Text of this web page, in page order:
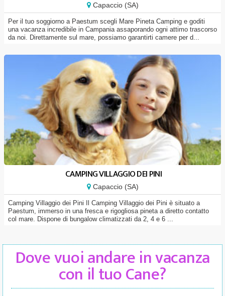
Capaccio (SA)
Per il tuo soggiorno a Paestum scegli Mare Pineta Camping e goditi
una vacanza incredibile in Campania assaporando ogni attimo trascorso
da noi. Direttamente sul mare, possiamo garantirti camere per d...
CAMPING VILLAGGIO DEI PINI
Capaccio (SA)
Camping Villaggio dei Pini Il Camping Villaggio dei Pini è situato a
Paestum, immerso in una fresca e rigogliosa pineta a diretto contatto
col mare. Dispone di bungalow climatizzati da 2, 4 e 6 ...
Dove vuoi andare in vacanza
con il tuo Cane?